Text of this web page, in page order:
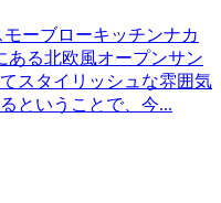
モーブローキッチンナカ
ある北欧風オープンサン
スタイリッシュな雰囲気
ということで、今...